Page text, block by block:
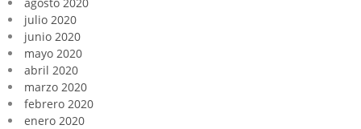
agosto 2020
julio 2020
junio 2020
mayo 2020
abril 2020
marzo 2020
febrero 2020
enero 2020